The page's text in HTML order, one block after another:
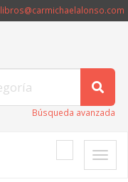
libros@carmichaelalonso.com
Búsqueda avanzada
Toggle